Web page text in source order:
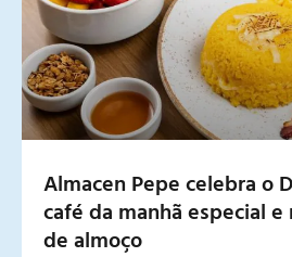
Almacen Pepe celebra o
café da manhã especial
de almoço